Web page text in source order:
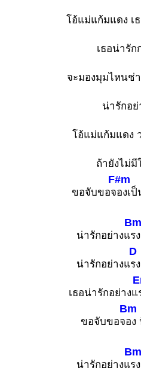
โอ้แม่แก้มแดง เ
เธอน่ารัก
จะมองมุมไหนช่
น่ารักอย่
โอ้แม่แก้มแดง
ถ้ายังไม่มี
ขอจับขอจ
F#m
องเ
น่ารักอย่างแ
Bm
ร
น่ารักอย่างแ
D
ร
เธอน่ารักอย่างแ
ขอจับขอจ
Bm
อง
น่ารักอย่างแ
Bm
ร